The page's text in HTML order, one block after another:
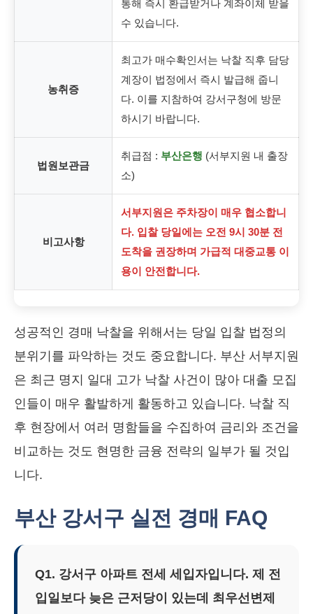
통해 즉시 환급받거나 계좌이체 받을
수 있습니다.
농취증
최고가 매수확인서는 낙찰 직후 담당
계장이 법정에서 즉시 발급해 줍니
다. 이를 지참하여 강서구청에 방문
하시기 바랍니다.
법원보관금
취급점 : 부산은행 (서부지원 내 출장
소)
비고사항
서부지원은 주차장이 매우 협소합니
다. 입찰 당일에는 오전 9시 30분 전
도착을 권장하며 가급적 대중교통 이
용이 안전합니다.
성공적인 경매 낙찰을 위해서는 당일 입찰 법정의
분위기를 파악하는 것도 중요합니다. 부산 서부지원
은 최근 명지 일대 고가 낙찰 사건이 많아 대출 모집
인들이 매우 활발하게 활동하고 있습니다. 낙찰 직
후 현장에서 여러 명함들을 수집하여 금리와 조건을
비교하는 것도 현명한 금융 전략의 일부가 될 것입
니다.
부산 강서구 실전 경매 FAQ
Q1. 강서구 아파트 전세 세입자입니다. 제 전
입일보다 늦은 근저당이 있는데 최우선변제